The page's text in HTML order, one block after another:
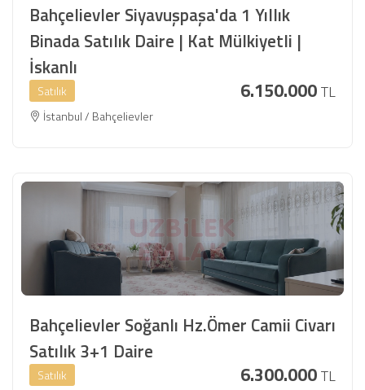
Bahçelievler Siyavuşpaşa'da 1 Yıllık
Binada Satılık Daire | Kat Mülkiyetli |
İskanlı
Satılık 6.150.000TL
İstanbul / Bahçelievler
Bahçelievler Soğanlı Hz.Ömer Camii Civarı
Satılık 3+1 Daire
Satılık 6.300.000TL